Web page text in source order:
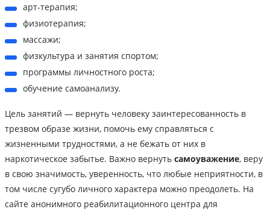
арт-терапия;
физиотерапия;
массажи;
физкультура и занятия спортом;
программы личностного роста;
обучение самоанализу.
Цель занятий — вернуть человеку заинтересованность в
трезвом образе жизни, помочь ему справляться с
жизненными трудностями, а не бежать от них в
наркотическое забытье. Важно вернуть самоуважение, веру
в свою значимость, уверенность, что любые неприятности, в
том числе сугубо личного характера можно преодолеть. На
сайте анонимного реабилитационного центра для